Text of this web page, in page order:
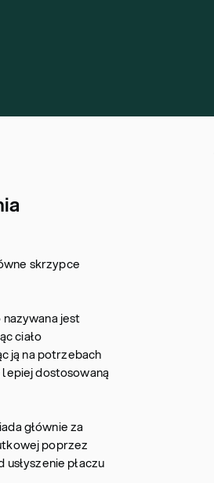
skrzypce
jest
ciało
ją na potrzebach
dostosowaną
głównie za
poprzez
płaczu